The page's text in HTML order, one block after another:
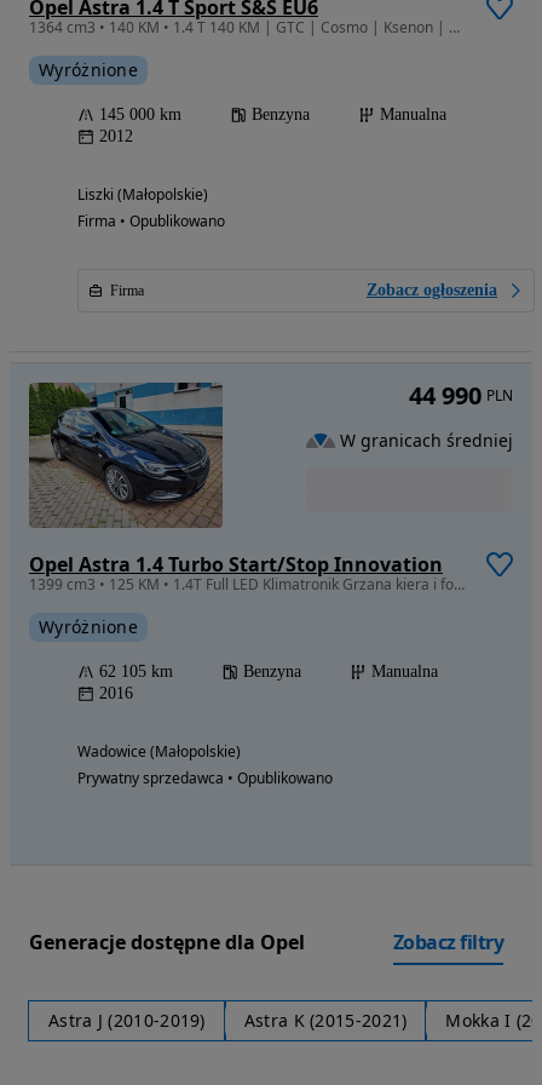
Opel Astra 1.4 T Sport S&S EU6
1364 cm3 • 140 KM • 1.4 T 140 KM | GTC | Cosmo | Ksenon | Bezwypadkowy |
Wyróżnione
145 000 km Benzyna
Manualna
2012
Liszki (Małopolskie)
Firma • Opublikowano
Firma Zobacz ogłoszenia
Opel Astra 1.4 Turbo Start/Stop Innovation
1399 cm3 • 125 KM • 1.4T Full LED Klimatronik Grzana kiera i fotele NISKI przebieg PIĘKNA
Wyróżnione
62 105 km Benzyna
Manualna
2016
Wadowice (Małopolskie)
Prywatny sprzedawca • Opublikowano
44 990 PLN
W granicach średniej
Generacje dostępne dla Opel Zobacz filtry
Astra J (2010-2019) Astra K (2015-2021) Mokka I